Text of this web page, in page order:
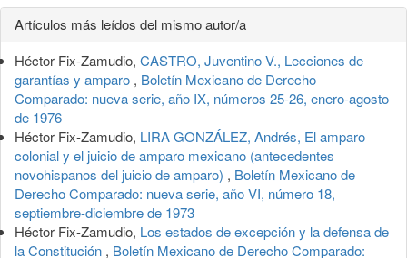
Detalles
del
artículo
Artículos más leídos del mismo autor/a
Héctor Fix-Zamudio, CASTRO, Juventino V., Lecciones de
garantías y amparo , Boletín Mexicano de Derecho
Comparado: nueva serie, año IX, números 25-26, enero-agosto
de 1976
Héctor Fix-Zamudio, LIRA GONZÁLEZ, Andrés, El amparo
colonial y el juicio de amparo mexicano (antecedentes
novohispanos del juicio de amparo) , Boletín Mexicano de
Derecho Comparado: nueva serie, año VI, número 18,
septiembre-diciembre de 1973
Héctor Fix-Zamudio, Los estados de excepción y la defensa de
la Constitución , Boletín Mexicano de Derecho Comparado: